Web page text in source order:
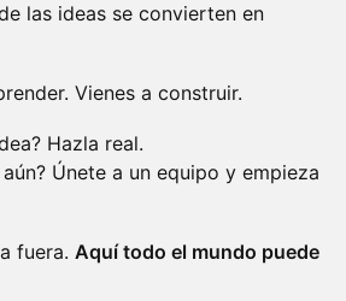
las ideas se convierten en
Vienes a construir.
Hazla real.
Únete a un equipo y empieza
fuera. Aquí todo el mundo puede